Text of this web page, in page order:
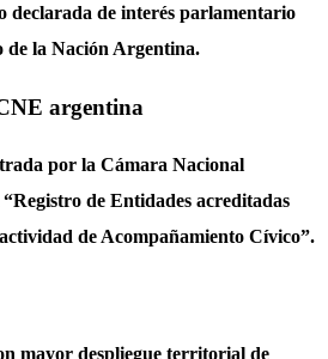
declarada de interés parlamentario
de la Nación Argentina.
argentina
por la Cámara Nacional
de Entidades acreditadas
de Acompañamiento Cívico”.
mayor despliegue territorial de